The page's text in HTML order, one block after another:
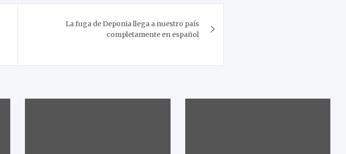
La fuga de Deponia llega a nuestro país
completamente en español